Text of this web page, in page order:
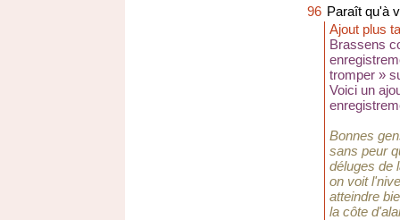
96 Paraît qu'à
Ajout plus
Brassens
tromper »
Voici un
Bonnes
sans peur
déluges de
on voit
atteindre
la côte